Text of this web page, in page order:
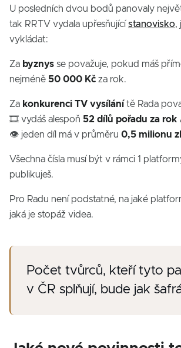
U posledních dvou bodů panovaly
tak RRTV vydala upřesňující stanovisko,
vykládat:
Za byznys se považuje, pokud máš
nejméně 50 000 Kč za rok.
Za konkurenci TV vysílání tě Rada
🎞️ vydáš alespoň 52 dílů pořadu za rok
👁️ jeden díl má v průměru 0,5 milionu
Všechna čísla musí být v rámci 1
publikuješ.
Pro Radu není podstatné, na jaké
jaká je stopáž videa.
Počet tvůrců, kteří tyto
v ČR splňují, bude jak